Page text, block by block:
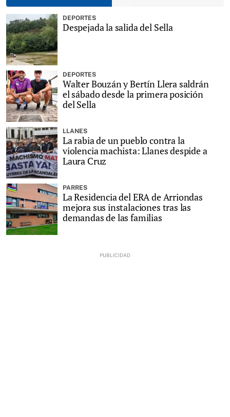
DEPORTES
Despejada la salida del Sella
DEPORTES
Walter Bouzán y Bertín Llera saldrán
el sábado desde la primera posición
del Sella
LLANES
La rabia de un pueblo contra la
violencia machista: Llanes despide a
Laura Cruz
PARRES
La Residencia del ERA de Arriondas
mejora sus instalaciones tras las
demandas de las familias